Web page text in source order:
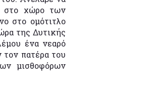
στο χώρο των
στο ομότιτλο
της Δυτικής
ένα νεαρό
τον πατέρα του
μισθοφόρων